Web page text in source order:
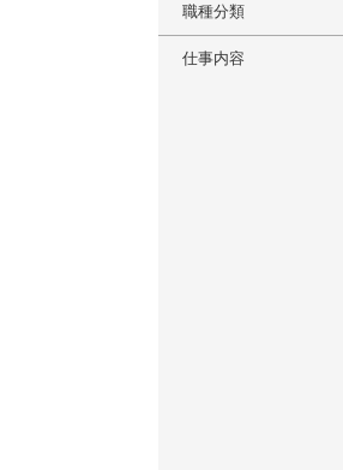
職種分類
仕事内容